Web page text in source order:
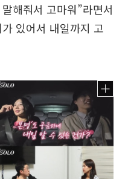
해줘서 고마워”라면서
있어서 내일까지 고